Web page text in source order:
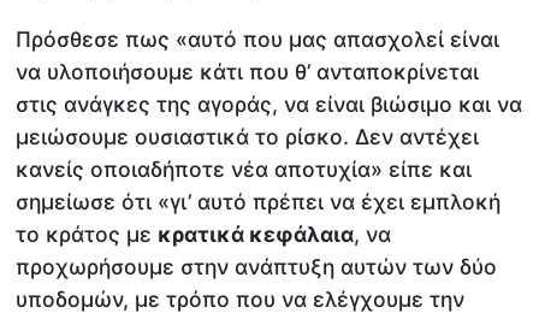
Πρόσθεσε πως «αυτό που μας απασχολεί είναι
να υλοποιήσουμε κάτι που θ’ ανταποκρίνεται
στις ανάγκες της αγοράς, να είναι βιώσιμο και να
μειώσουμε ουσιαστικά το ρίσκο. Δεν αντέχει
κανείς οποιαδήποτε νέα αποτυχία» είπε και
σημείωσε ότι «γι’ αυτό πρέπει να έχει εμπλοκή
το κράτος με κρατικά κεφάλαια, να
προχωρήσουμε στην ανάπτυξη αυτών των δύο
υποδομών, με τρόπο που να ελέγχουμε την